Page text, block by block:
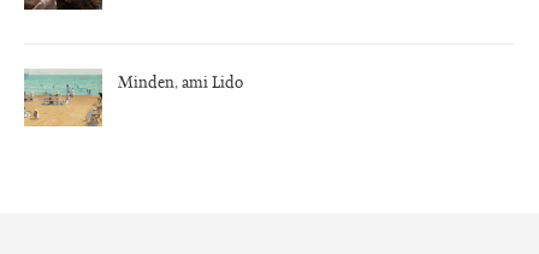
Minden, ami Lido